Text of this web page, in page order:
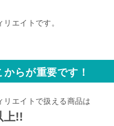
リエイトです。
からが重要です！
リエイトで扱える商品は
上!!